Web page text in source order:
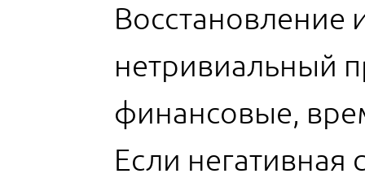
Восстановление
нетривиальный
финансовые,
Если негативная